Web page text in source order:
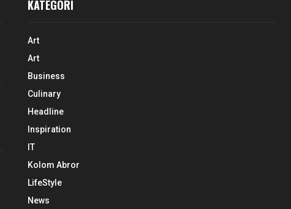
KATEGORI
Art
Art
Business
Culinary
Headline
Inspiration
IT
Kolom Abror
LifeStyle
News